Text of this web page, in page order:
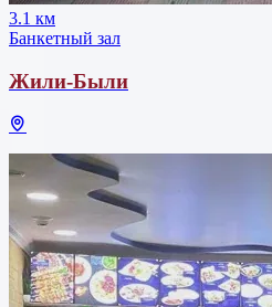
3.1 км
Банкетный зал
Жили-Были